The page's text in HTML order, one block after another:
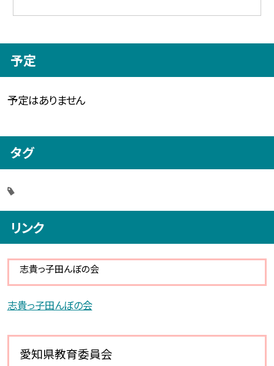
予定
予定はありません
タグ
リンク
志貴っ子田んぼの会
志貴っ子田んぼの会
愛知県教育委員会